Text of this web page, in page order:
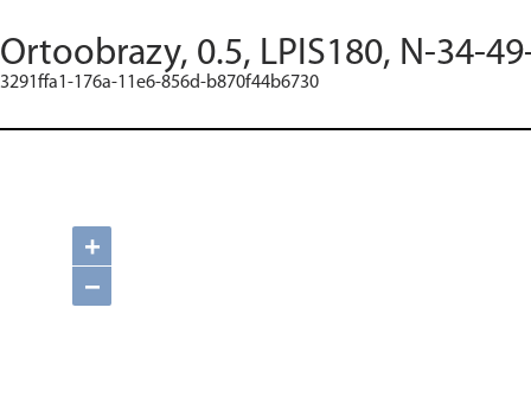
Ortoobrazy, 0.5, LPIS180, N-34-
3291ffa1-176a-11e6-856d-b870f44b6730
+
−